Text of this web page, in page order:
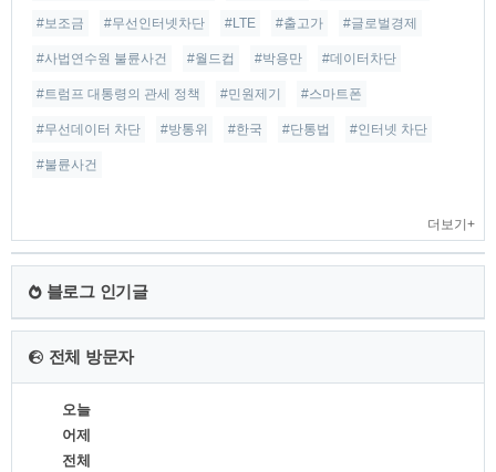
#보조금 #무선인터넷차단 #LTE #출고가 #글로벌경제
#사법연수원 불륜사건 #월드컵 #박용만 #데이터차단
#트럼프 대통령의 관세 정책 #민원제기 #스마트폰
#무선데이터 차단 #방통위 #한국 #단통법 #인터넷 차단
#불륜사건
더보기+
블로그 인기글
전체 방문자
오늘
어제
전체